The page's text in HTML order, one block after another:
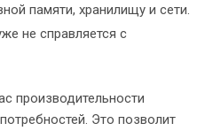
памяти, хранилищу и сети.
не справляется с
производительности
Это позволит